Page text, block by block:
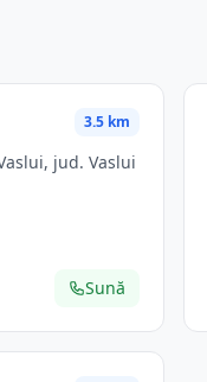
3.5 km
jud. Vaslui
Sună